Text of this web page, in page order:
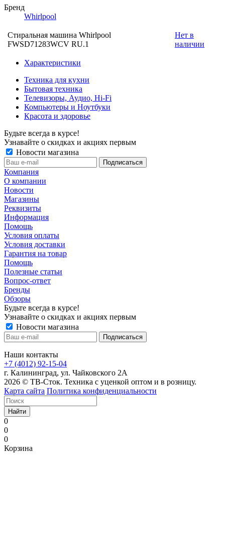
Бренд
Whirlpool
Стиральная машина Whirlpool
FWSD71283WCV RU.1
Нет в
наличии
Характеристики
Техника для кухни
Бытовая техника
Телевизоры, Аудио, Hi-Fi
Компьютеры и Ноутбуки
Красота и здоровье
Будьте всегда в курсе!
Узнавайте о скидках и акциях первым
Новости магазина
Компания
О компании
Новости
Магазины
Реквизиты
Информация
Помощь
Условия оплаты
Условия доставки
Гарантия на товар
Помощь
Полезные статьи
Вопрос-ответ
Бренды
Обзоры
Будьте всегда в курсе!
Узнавайте о скидках и акциях первым
Новости магазина
Наши контакты
+7 (4012) 92-15-04
г. Калининград, ул. Чайковского 2А
2026 © ТВ-Сток. Техника с уценкой оптом и в розницу.
Карта сайта Политика конфиденциальности
Найти
0
0
0
Корзина